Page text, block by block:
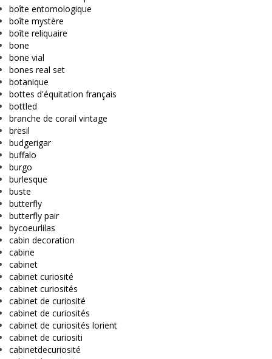
boîte entomologique
boîte mystère
boîte reliquaire
bone
bone vial
bones real set
botanique
bottes d'équitation français
bottled
branche de corail vintage
bresil
budgerigar
buffalo
burgo
burlesque
buste
butterfly
butterfly pair
bycoeurlilas
cabin decoration
cabine
cabinet
cabinet curiosité
cabinet curiosités
cabinet de curiosité
cabinet de curiosités
cabinet de curiosités lorient
cabinet de curiositi
cabinetdecuriosité